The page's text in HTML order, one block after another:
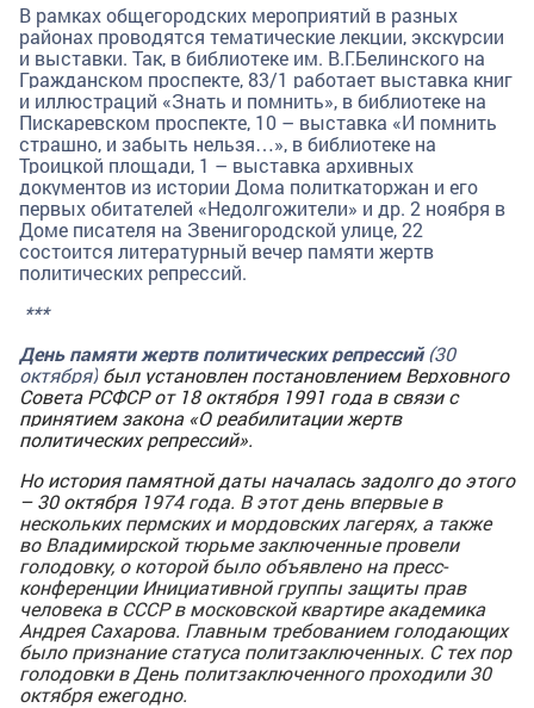
В рамках общегородских мероприятий в разных
районах проводятся тематические лекции, экскурсии
и выставки. Так, вбиблиотеке им. В.Г.Белинского на
Гражданском проспекте, 83/1 работает выставка книг
и иллюстраций «Знать и помнить», вбиблиотеке на
Пискаревском проспекте, 10 – выставка «И помнить
страшно, и забыть нельзя…», в библиотеке на
Троицкой площади, 1 – выставка архивных
документов из истории Дома политкаторжан и его
первых обитателей «Недолгожители» и др. 2 ноября в
Доме писателя на Звенигородской улице, 22
состоится литературный вечер памяти жертв
политических репрессий.
***
День памяти жертв политических репрессий(30
октября) был установлен постановлением Верховного
Совета РСФСР от 18 октября 1991 года в связи с
принятием закона «О реабилитации жертв
политических репрессий».
Но история памятной даты началась задолго до этого
– 30 октября 1974 года. В этот день впервые в
нескольких пермских и мордовских лагерях, а также
во Владимирской тюрьме заключенные провели
голодовку, о которой было объявлено на пресс-
конференции Инициативной группы защиты прав
человека в СССР в московской квартире академика
Андрея Сахарова. Главным требованием голодающих
было признание статуса политзаключенных. С тех пор
голодовки в День политзаключенного проходили 30
октября ежегодно.